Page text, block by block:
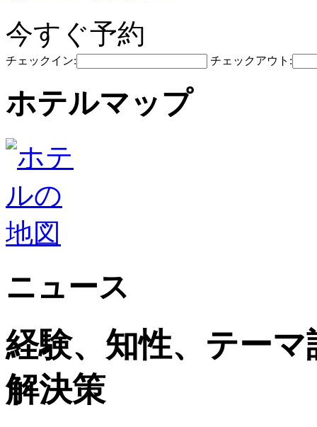
今すぐ予約
チェックイン: チェックアウト:
ホテルマップ
ニュース
経験、知性、テー
解決策